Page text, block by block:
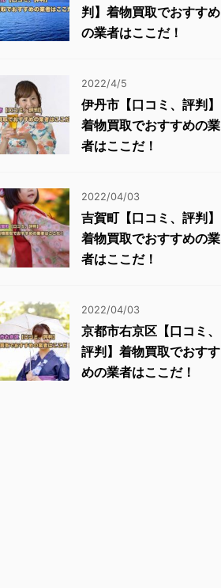
判】着物買取でおすすめ
の業者はここだ！
2022/4/5
伊丹市【口コミ、評判】
着物買取でおすすめの業
者はここだ！
2022/04/03
吉賀町【口コミ、評判】
着物買取でおすすめの業
者はここだ！
2022/04/03
京都市右京区【口コミ、
評判】着物買取でおすす
めの業者はここだ！